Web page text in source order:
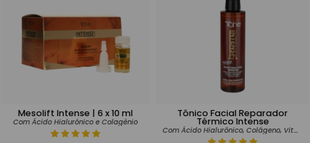
Mesolift Intense | 6 x 10 ml
Com Ácido Hialurónico e Colagénio
Tônico Facial Reparador
Térmico Intense
Com Ácido Hialurônico, Colágeno, Vitamina E, Niacinamida e Extrato de Bambu